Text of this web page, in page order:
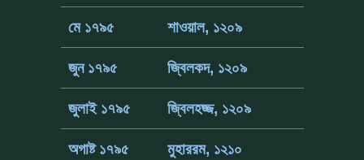
মে ১৭৯৫ শাওয়াল, ১২০৯
জুন ১৭৯৫ জ্বিলকদ, ১২০৯
জুলাই ১৭৯৫ জ্বিলহজ্জ, ১২০৯
অগাষ্ট ১৭৯৫ মুহাররম, ১২১০